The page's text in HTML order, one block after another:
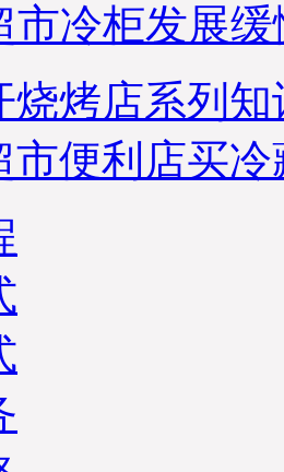
市冷柜发展缓
烧烤店系列
市便利店买